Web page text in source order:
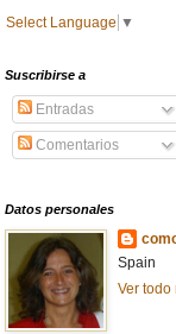
Select Language ▼
Suscribirse a
Entradas
Comentarios
Datos personales
Spain
Ver todo